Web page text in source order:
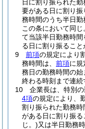
日に割り振られた
要がある日に割り
務時間のうち半日勤
この条において同じ
て当該半日勤務時
る日に割り振ること
9
前項の規定により
務時間は、 前項に規
務日の勤務時間の
終わる時刻まで連続
10
企業長は、特別
4項の規定により、
割り振られた勤務時
がある日に割り振
じ。)又は半日勤務